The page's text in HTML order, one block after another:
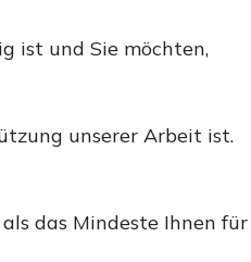
ist und Sie möchten,
unserer Arbeit ist.
das Mindeste Ihnen für